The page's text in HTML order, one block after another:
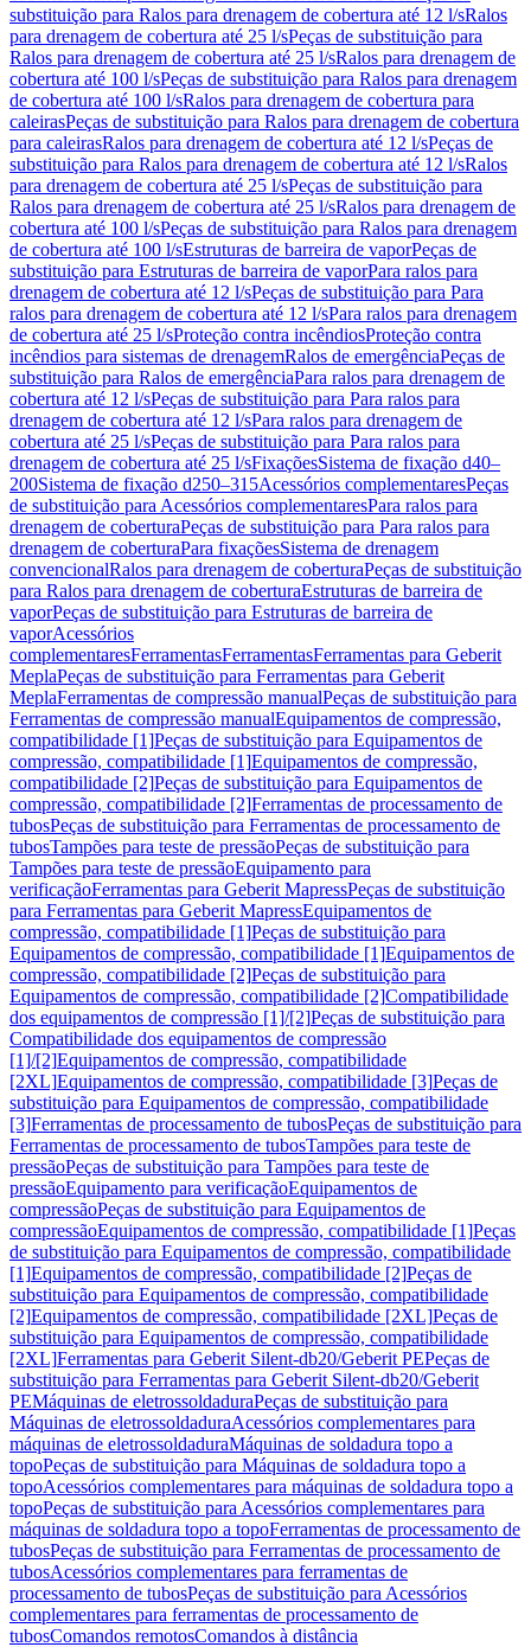
substituição para Ralos para drenagem de cobertura até 12 l/sRalos
para drenagem de cobertura até 25 l/sPeças de substituição para
Ralos para drenagem de cobertura até 25 l/sRalos para drenagem de
cobertura até 100 l/sPeças de substituição para Ralos para drenagem
de cobertura até 100 l/sRalos para drenagem de cobertura para
caleirasPeças de substituição para Ralos para drenagem de cobertura
para caleirasRalos para drenagem de cobertura até 12 l/sPeças de
substituição para Ralos para drenagem de cobertura até 12 l/sRalos
para drenagem de cobertura até 25 l/sPeças de substituição para
Ralos para drenagem de cobertura até 25 l/sRalos para drenagem de
cobertura até 100 l/sPeças de substituição para Ralos para drenagem
de cobertura até 100 l/sEstruturas de barreira de vaporPeças de
substituição para Estruturas de barreira de vaporPara ralos para
drenagem de cobertura até 12 l/sPeças de substituição para Para
ralos para drenagem de cobertura até 12 l/sPara ralos para drenagem
de cobertura até 25 l/sProteção contra incêndiosProteção contra
incêndios para sistemas de drenagemRalos de emergênciaPeças de
substituição para Ralos de emergênciaPara ralos para drenagem de
cobertura até 12 l/sPeças de substituição para Para ralos para
drenagem de cobertura até 12 l/sPara ralos para drenagem de
cobertura até 25 l/sPeças de substituição para Para ralos para
drenagem de cobertura até 25 l/sFixaçõesSistema de fixação d40–
200Sistema de fixação d250–315Acessórios complementaresPeças
de substituição para Acessórios complementaresPara ralos para
drenagem de coberturaPeças de substituição para Para ralos para
drenagem de coberturaPara fixaçõesSistema de drenagem
convencionalRalos para drenagem de coberturaPeças de substituição
para Ralos para drenagem de coberturaEstruturas de barreira de
vaporPeças de substituição para Estruturas de barreira de
vaporAcessórios
complementaresFerramentasFerramentasFerramentas para Geberit
MeplaPeças de substituição para Ferramentas para Geberit
MeplaFerramentas de compressão manualPeças de substituição para
Ferramentas de compressão manualEquipamentos de compressão,
compatibilidade [1]Peças de substituição para Equipamentos de
compressão, compatibilidade [1]Equipamentos de compressão,
compatibilidade [2]Peças de substituição para Equipamentos de
compressão, compatibilidade [2]Ferramentas de processamento de
tubosPeças de substituição para Ferramentas de processamento de
tubosTampões para teste de pressãoPeças de substituição para
Tampões para teste de pressãoEquipamento para
verificaçãoFerramentas para Geberit MapressPeças de substituição
para Ferramentas para Geberit MapressEquipamentos de
compressão, compatibilidade [1]Peças de substituição para
Equipamentos de compressão, compatibilidade [1]Equipamentos de
compressão, compatibilidade [2]Peças de substituição para
Equipamentos de compressão, compatibilidade [2]Compatibilidade
dos equipamentos de compressão [1]/[2]Peças de substituição para
Compatibilidade dos equipamentos de compressão
[1]/[2]Equipamentos de compressão, compatibilidade
[2XL]Equipamentos de compressão, compatibilidade [3]Peças de
substituição para Equipamentos de compressão, compatibilidade
[3]Ferramentas de processamento de tubosPeças de substituição para
Ferramentas de processamento de tubosTampões para teste de
pressãoPeças de substituição para Tampões para teste de
pressãoEquipamento para verificaçãoEquipamentos de
compressãoPeças de substituição para Equipamentos de
compressãoEquipamentos de compressão, compatibilidade [1]Peças
de substituição para Equipamentos de compressão, compatibilidade
[1]Equipamentos de compressão, compatibilidade [2]Peças de
substituição para Equipamentos de compressão, compatibilidade
[2]Equipamentos de compressão, compatibilidade [2XL]Peças de
substituição para Equipamentos de compressão, compatibilidade
[2XL]Ferramentas para Geberit Silent-db20/Geberit PEPeças de
substituição para Ferramentas para Geberit Silent-db20/Geberit
PEMáquinas de eletrossoldaduraPeças de substituição para
Máquinas de eletrossoldaduraAcessórios complementares para
máquinas de eletrossoldaduraMáquinas de soldadura topo a
topoPeças de substituição para Máquinas de soldadura topo a
topoAcessórios complementares para máquinas de soldadura topo a
topoPeças de substituição para Acessórios complementares para
máquinas de soldadura topo a topoFerramentas de processamento de
tubosPeças de substituição para Ferramentas de processamento de
tubosAcessórios complementares para ferramentas de
processamento de tubosPeças de substituição para Acessórios
complementares para ferramentas de processamento de
tubosComandos remotosComandos à distância